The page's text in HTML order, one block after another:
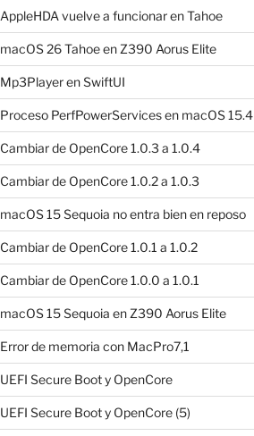
AppleHDA vuelve a funcionar en Tahoe
macOS 26 Tahoe en Z390 Aorus Elite
Mp3Player en SwiftUI
Proceso PerfPowerServices en macOS 15.4
Cambiar de OpenCore 1.0.3 a 1.0.4
Cambiar de OpenCore 1.0.2 a 1.0.3
macOS 15 Sequoia no entra bien en reposo
Cambiar de OpenCore 1.0.1 a 1.0.2
Cambiar de OpenCore 1.0.0 a 1.0.1
macOS 15 Sequoia en Z390 Aorus Elite
Error de memoria con MacPro7,1
UEFI Secure Boot y OpenCore
UEFI Secure Boot y OpenCore (5)